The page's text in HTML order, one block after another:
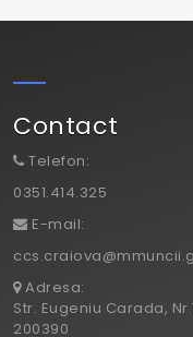
Contact
Telefon:
0351.414.325
E-mail:
Adresa:
Str. Eugeniu Carada, Nr
200390